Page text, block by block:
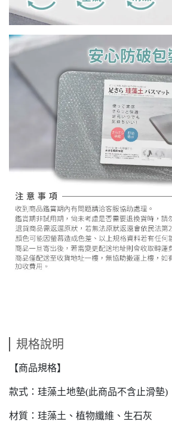
規格說明
【商品規格】
款式：珪藻土地墊(此商品不含止滑墊)
材質：珪藻土、植物纖維、生石灰